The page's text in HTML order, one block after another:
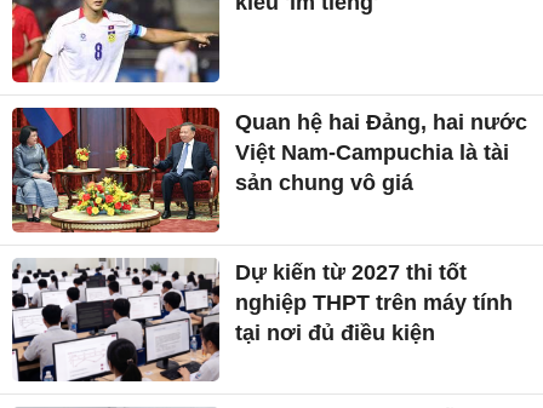
Quan hệ hai Đảng, hai nước
Việt Nam-Campuchia là tài
sản chung vô giá ​
Dự kiến từ 2027 thi tốt
nghiệp THPT trên máy tính
tại nơi đủ điều kiện